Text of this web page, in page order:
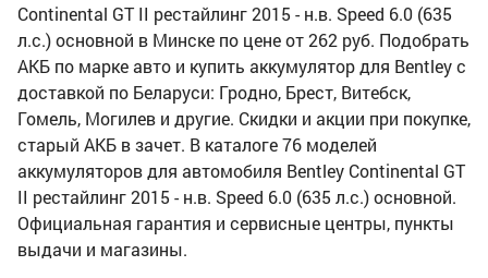
Continental GT II рестайлинг 2015 - н.в. Speed 6.0 (635
л.с.) основной в Минске по цене от 262 руб. Подобрать
АКБ по марке авто и купить аккумулятор для Bentley с
доставкой по Беларуси: Гродно, Брест, Витебск,
Гомель, Могилев и другие. Скидки и акции при покупке,
старый АКБ в зачет. В каталоге 76 моделей
аккумуляторов для автомобиля Bentley Continental GT
II рестайлинг 2015 - н.в. Speed 6.0 (635 л.с.) основной.
Официальная гарантия и сервисные центры, пункты
выдачи и магазины.